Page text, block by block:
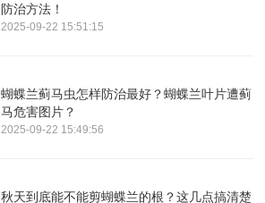
防治方法！
2025-09-22 15:51:15
蝴蝶兰蓟马虫怎样防治最好？蝴蝶兰叶片遭蓟
马危害图片？
2025-09-22 15:49:56
秋天到底能不能剪蝴蝶兰的根？这几点搞清楚